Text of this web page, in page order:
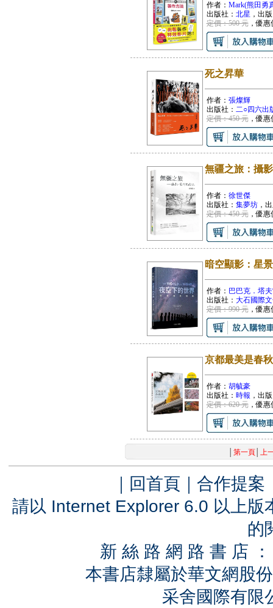
作者： Mark(熊田勇
出版社： 北星 ，出
定價：500 元，優惠
死之昇華
作者： 張燦輝
出版社： 二○四六出
定價：450 元，優惠
無疆之旅：攝
作者： 徐世傑
出版社： 集夢坊，
定價：450 元，優惠
暗空顯影：星
作者： 巴巴克．塔
出版社： 大石國際
定價：990 元，優惠
京都最美是春
作者： 胡毓豪
出版社： 時報 ，出
定價：620 元，優惠
第一頁│ 上
｜ 回首頁 ｜ 合作提案
請以 Internet Explorer 6.0 以上
的
新 絲 路 網 路 書 店
本書店隸屬於華文網股
采舍國際有